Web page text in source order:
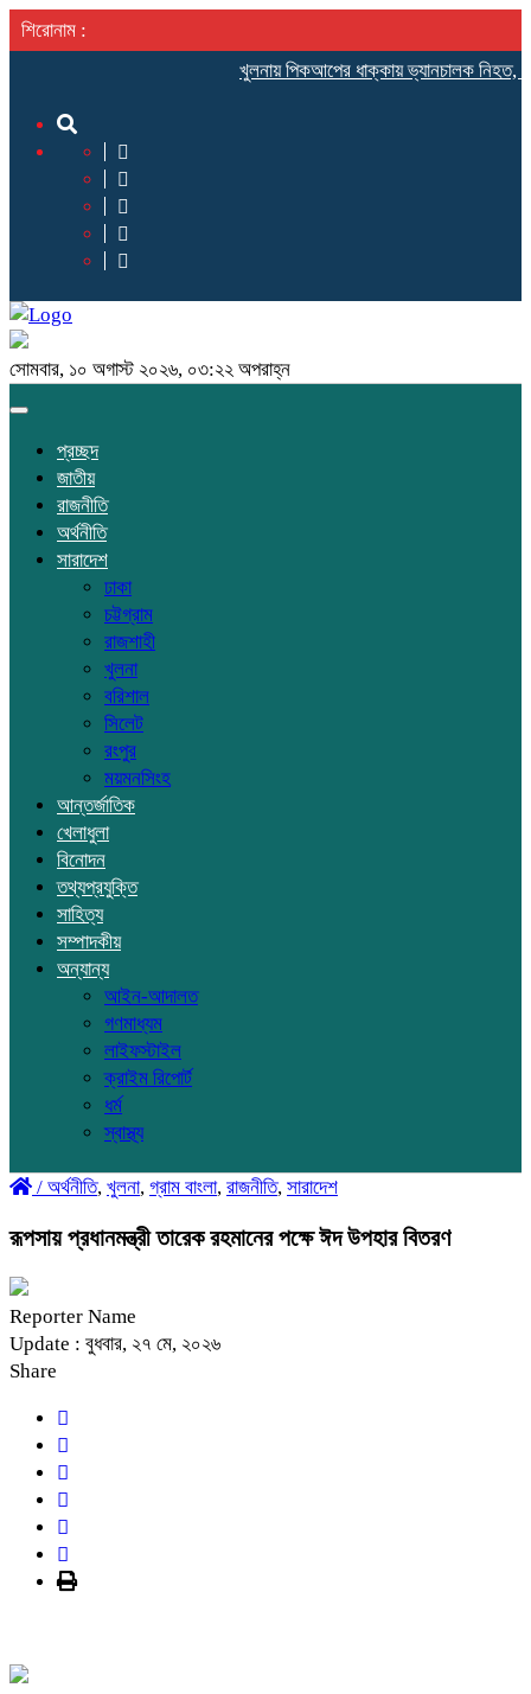
শিরোনাম :
খুলনায় পিকআপের ধাক্কায় ভ্যানচালক নিহত,
সোমবার, ১০ অগাস্ট ২০২৬, ০৩:২২ অপরাহ্ন
Toggle
প্রচ্ছদ
জাতীয়
রাজনীতি
অর্থনীতি
সারাদেশ
ঢাকা
চট্টগ্রাম
রাজশাহী
খুলনা
বরিশাল
সিলেট
রংপুর
ময়মনসিংহ
আন্তর্জাতিক
খেলাধুলা
বিনোদন
তথ্যপ্রযুক্তি
সাহিত্য
সম্পাদকীয়
অন্যান্য
আইন-আদালত
গণমাধ্যম
লাইফস্টাইল
ক্রাইম রিপোর্ট
ধর্ম
স্বাস্থ্য
/ অর্থনীতি, খুলনা, গ্রাম বাংলা, রাজনীতি, সারাদেশ
রূপসায় প্রধানমন্ত্রী তারেক রহমানের পক্ষে ঈদ উপহার বিতরণ
Reporter Name
Update : বুধবার, ২৭ মে, ২০২৬
Share